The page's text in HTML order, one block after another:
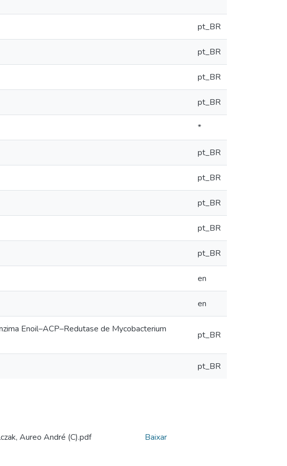
pt_BR
pt_BR
pt_BR
pt_BR
*
pt_BR
pt_BR
pt_BR
pt_BR
pt_BR
en
en
Enoil–ACP–Redutase de Mycobacterium
pt_BR
pt_BR
Aureo André (C).pdf
Baixar